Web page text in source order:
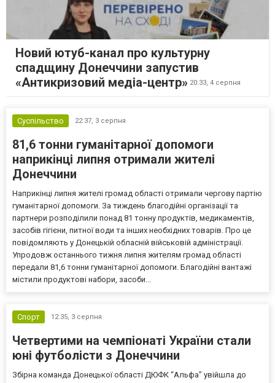
Новий ютуб-канал про культурну
спадщину Донеччини запустив
«Антикризовий медіа-центр» 20:33, 4 серпня
Суспільство 22:37, 3 серпня
81,6 тонни гуманітарної допомоги
наприкінці липня отримали жителі
Донеччини
Наприкінці липня жителі громад області отримали чергову партію
гуманітарної допомоги. За тиждень благодійні організації та
партнери розподілили понад 81 тонну продуктів, медикаментів,
засобів гігієни, питної води та інших необхідних товарів. Про це
повідомляють у Донецькій обласній військовій адміністрації.
Упродовж останнього тижня липня жителям громад області
передали 81,6 тонни гуманітарної допомоги. Благодійні вантажі
містили продуктові набори, засоби...
Спорт 12:35, 3 серпня
Четвертими на чемпіонаті України стали
юні футболісти з Донеччини
Збірна команда Донецької області ДЮФК “Альфа” увійшла до